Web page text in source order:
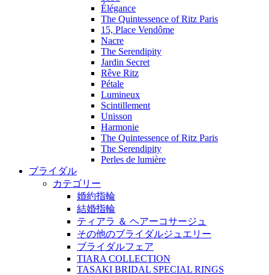
Élégance
The Quintessence of Ritz Paris
15, Place Vendôme
Nacre
The Serendipity
Jardin Secret
Rêve Ritz
Pétale
Lumineux
Scintillement
Unisson
Harmonie
The Quintessence of Ritz Paris
The Serendipity
Perles de lumière
ブライダル
カテゴリー
婚約指輪
結婚指輪
ティアラ ＆ ヘアーコサージュ
その他のブライダルジュエリー
ブライダルフェア
TIARA COLLECTION
TASAKI BRIDAL SPECIAL RINGS